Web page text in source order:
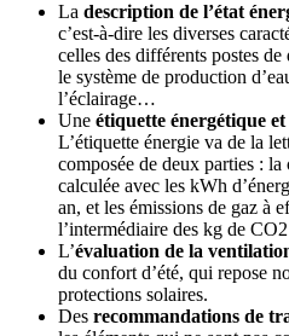
La description de l’état
c’est-à-dire les diverses
celles des différents postes
le système de production
l’éclairage…
Une étiquette énergétique
L’étiquette énergie va de la
composée de deux parties :
calculée avec les kWh
an, et les émissions de gaz à
l’intermédiaire des kg de
L’évaluation de la
du confort d’été, qui repose
protections solaires.
Des recommandations de